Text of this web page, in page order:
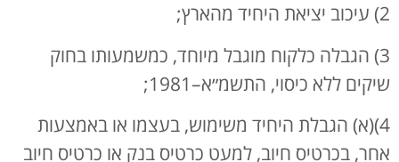
2) עיכוב יציאת היחיד מהארץ;
3) הגבלה כלקוח מוגבל מיוחד, כמשמעותו בחוק
שיקים ללא כיסוי, התשמ״א–1981;
4)(א) הגבלת היחיד משימוש, בעצמו או באמצעות
אחר, בכרטיס חיוב, למעט כרטיס בנק או כרטיס חיוב